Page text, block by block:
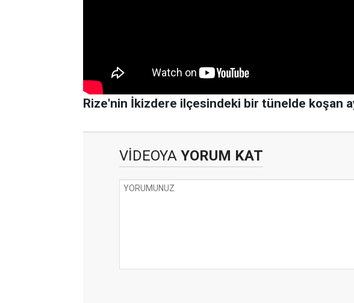
Rize'nin İkizdere ilçesindeki bir tünelde koşan
VİDEOYA YORUM KAT